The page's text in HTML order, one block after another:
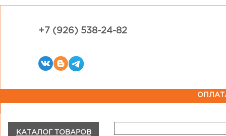
+7 (926) 538-24-82
КАТАЛОГ ТОВАРОВ